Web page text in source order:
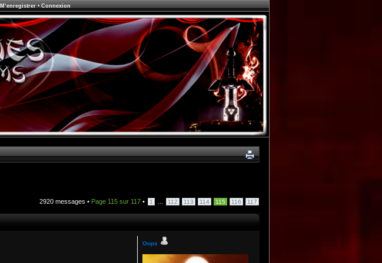
M’enregistrer• Connexion
2920 messages • Page 115 sur 117 • 1 112 113 114 115 116 117
Oops